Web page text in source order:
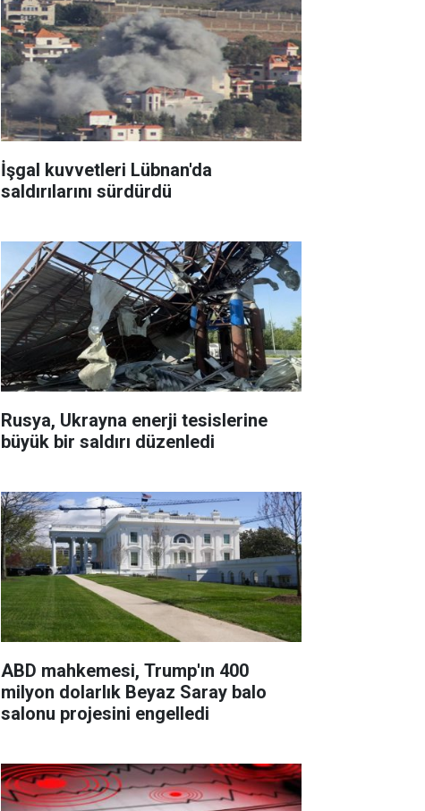
İşgal kuvvetleri Lübnan'da
saldırılarını sürdürdü
Rusya, Ukrayna enerji tesislerine
büyük bir saldırı düzenledi
ABD mahkemesi, Trump'ın 400
milyon dolarlık Beyaz Saray balo
salonu projesini engelledi